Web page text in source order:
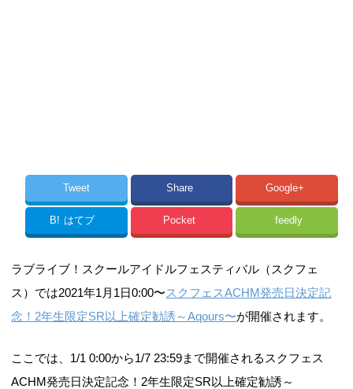
Tweet Share Google+
B! はてブ Pocket feedly
ラブライブ！スクールアイドルフェスティバル（スクフェ
ス）では2021年1月1日0:00〜スクフェスACHM発売日決定記
念！2年生限定SR以上確定勧誘～Aqours〜が開催されます。
ここでは、1/1 0:00から1/7 23:59まで開催されるスクフェス
ACHM発売日決定記念！2年生限定SR以上確定勧誘～